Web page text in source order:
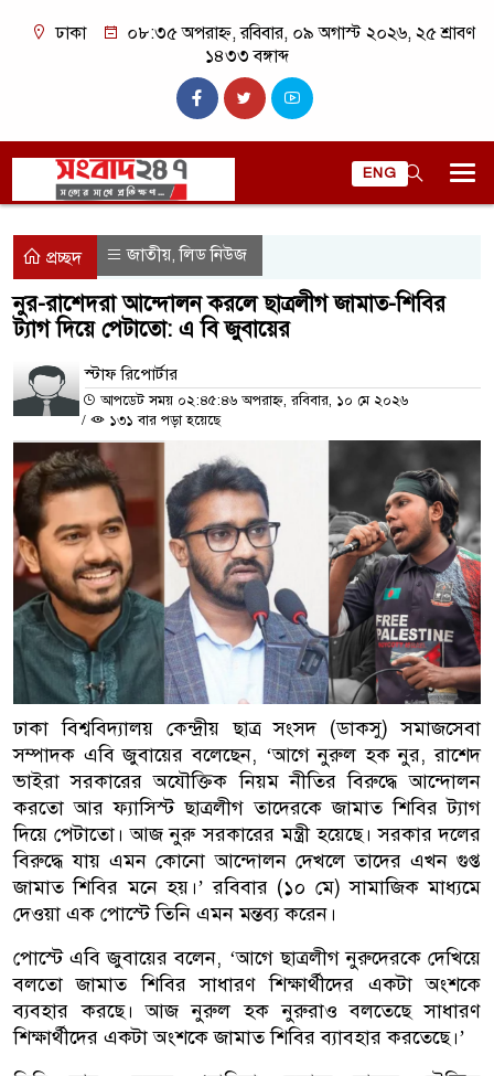
ঢাকা
০৮:৩৫ অপরাহ্ন, রবিবার, ০৯ অগাস্ট ২০২৬, ২৫ শ্রাবণ
১৪৩৩ বঙ্গাব্দ
ENG
প্রচ্ছদ জাতীয়,লিড নিউজ
নুর-রাশেদরা আন্দোলন করলে ছাত্রলীগ জামাত-শিবির
ট্যাগ দিয়ে পেটাতো: এ বি জুবায়ের
স্টাফ রিপোর্টার
আপডেট সময় ০২:৪৫:৪৬ অপরাহ্ন, রবিবার, ১০ মে ২০২৬
/
১৩১ বার পড়া হয়েছে
ঢাকা বিশ্ববিদ্যালয় কেন্দ্রীয় ছাত্র সংসদ (ডাকসু) সমাজসেবা
সম্পাদক এবি জুবায়ের বলেছেন, ‘আগে নুরুল হক নুর, রাশেদ
ভাইরা সরকারের অযৌক্তিক নিয়ম নীতির বিরুদ্ধে আন্দোলন
করতো আর ফ্যাসিস্ট ছাত্রলীগ তাদেরকে জামাত শিবির ট্যাগ
দিয়ে পেটাতো। আজ নুরু সরকারের মন্ত্রী হয়েছে। সরকার দলের
বিরুদ্ধে যায় এমন কোনো আন্দোলন দেখলে তাদের এখন গুপ্ত
জামাত শিবির মনে হয়।’ রবিবার (১০ মে) সামাজিক মাধ্যমে
দেওয়া এক পোস্টে তিনি এমন মন্তব্য করেন।
পোস্টে এবি জুবায়ের বলেন, ‘আগে ছাত্রলীগ নুরুদেরকে দেখিয়ে
বলতো জামাত শিবির সাধারণ শিক্ষার্থীদের একটা অংশকে
ব্যবহার করছে। আজ নুরুল হক নুরুরাও বলতেছে সাধারণ
শিক্ষার্থীদের একটা অংশকে জামাত শিবির ব্যাবহার করতেছে।’